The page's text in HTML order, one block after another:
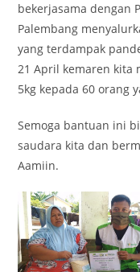
bekerjasama dengan
Palembang
yang terdampak
21 April kemaren kita
5kg kepada 60 orang
Semoga bantuan ini
saudara kita dan
Aamiin.